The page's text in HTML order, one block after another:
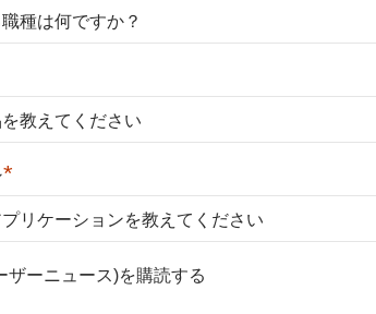
*
ザーニュース)を購読する